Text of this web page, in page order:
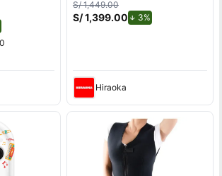
S/ 1,449.00
S/ 1,399.00 3%de descuento.
Hiraoka